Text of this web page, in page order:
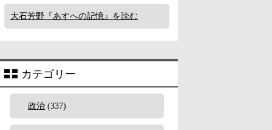
大石芳野『あすへの記憶』を読む
カテゴリー
政治 (337)